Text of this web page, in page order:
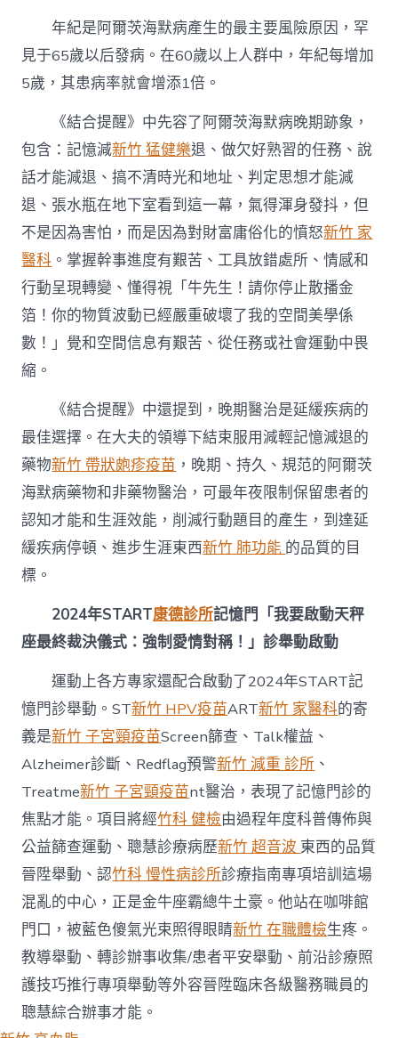
年紀是阿爾茨海默病產生的最主要風險原因，罕
見于65歲以后發病。在60歲以上人群中，年紀每增加
5歲，其患病率就會增添1倍。
《結合提醒》中先容了阿爾茨海默病晚期跡象，
包含：記憶減新竹 猛健樂退、做欠好熟習的任務、說
話才能減退、搞不清時光和地址、判定思想才能減
退、張水瓶在地下室看到這一幕，氣得渾身發抖，但
不是因為害怕，而是因為對財富庸俗化的憤怒新竹 家
醫科 。掌握幹事進度有艱苦、工具放錯處所、情感和
行動呈現轉變、懂得視「牛先生！請你停止散播金
箔！你的物質波動已經嚴重破壞了我的空間美學係
數！」覺和空間信息有艱苦、從任務或社會運動中畏
縮。
《結合提醒》中還提到，晚期醫治是延緩疾病的
最佳選擇。在大夫的領導下結束服用減輕記憶減退的
藥物新竹 帶狀皰疹疫苗 ，晚期、持久、規范的阿爾茨
海默病藥物和非藥物醫治，可最年夜限制保留患者的
認知才能和生涯效能，削減行動題目的產生，到達延
緩疾病停頓、進步生涯東西新竹 肺功能 的品質的目
標。
2024年START康德診所記憶門「我要啟動天秤
座最終裁決儀式：強制愛情對稱！」診舉動啟動
運動上各方專家還配合啟動了2024年START記
憶門診舉動。ST新竹 HPV疫苗ART新竹 家醫科的寄
義是新竹 子宮頸疫苗Screen篩查、Talk權益、
Alzheimer診斷、Redflag預警新竹 減重 診所 、
Treatme新竹 子宮頸疫苗nt醫治，表現了記憶門診的
焦點才能。項目將經竹科 健檢由過程年度科普傳佈與
公益篩查運動、聰慧診療病歷新竹 超音波 東西的品質
晉陞舉動、認竹科 慢性病診所診療指南專項培訓這場
混亂的中心，正是金牛座霸總牛土豪。他站在咖啡館
門口，被藍色傻氣光束照得眼睛新竹 在職體檢生疼。
教導舉動、轉診辦事收集/患者平安舉動、前沿診療照
護技巧推行專項舉動等外容晉陞臨床各級醫務職員的
聰慧綜合辦事才能。